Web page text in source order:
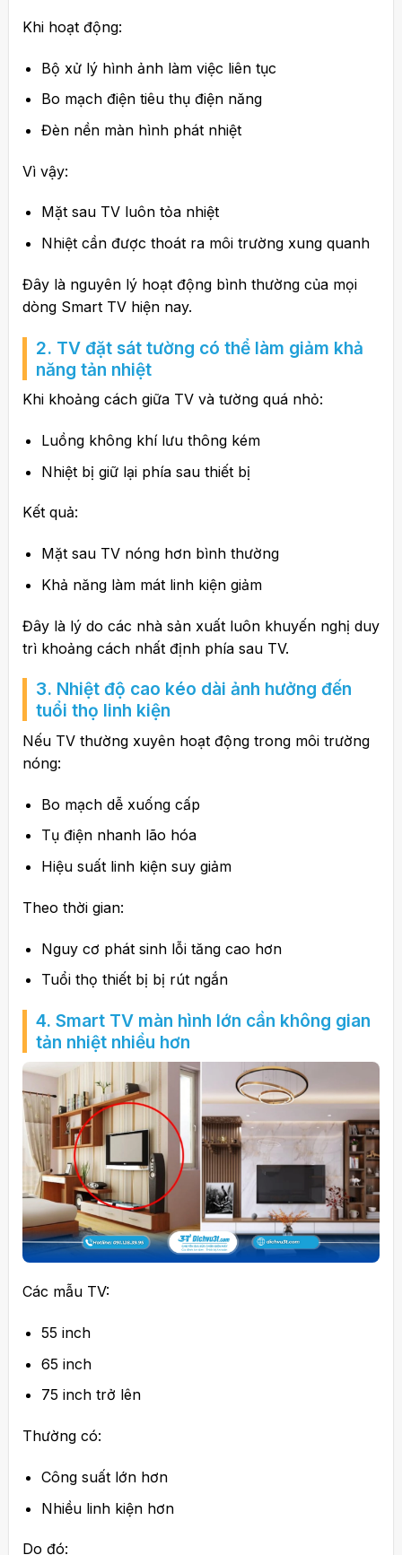
Khi hoạt động:
Bộ xử lý hình ảnh làm việc liên tục
Bo mạch điện tiêu thụ điện năng
Đèn nền màn hình phát nhiệt
Vì vậy:
Mặt sau TV luôn tỏa nhiệt
Nhiệt cần được thoát ra môi trường xung quanh
Đây là nguyên lý hoạt động bình thường của mọi
dòng Smart TV hiện nay.
2. TV đặt sát tường có thể làm giảm khả
năng tản nhiệt
Khi khoảng cách giữa TV và tường quá nhỏ:
Luồng không khí lưu thông kém
Nhiệt bị giữ lại phía sau thiết bị
Kết quả:
Mặt sau TV nóng hơn bình thường
Khả năng làm mát linh kiện giảm
Đây là lý do các nhà sản xuất luôn khuyến nghị duy
trì khoảng cách nhất định phía sau TV.
3. Nhiệt độ cao kéo dài ảnh hưởng đến
tuổi thọ linh kiện
Nếu TV thường xuyên hoạt động trong môi trường
nóng:
Bo mạch dễ xuống cấp
Tụ điện nhanh lão hóa
Hiệu suất linh kiện suy giảm
Theo thời gian:
Nguy cơ phát sinh lỗi tăng cao hơn
Tuổi thọ thiết bị bị rút ngắn
4. Smart TV màn hình lớn cần không gian
tản nhiệt nhiều hơn
Các mẫu TV:
55 inch
65 inch
75 inch trở lên
Thường có:
Công suất lớn hơn
Nhiều linh kiện hơn
Do đó: